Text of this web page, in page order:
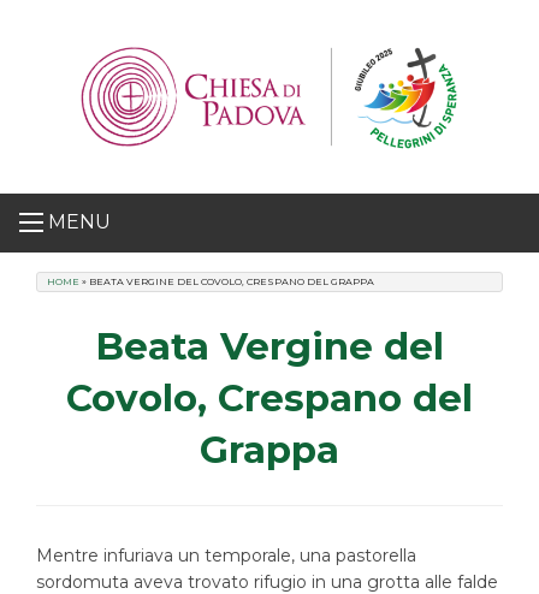
MENU
HOME » BEATA VERGINE DEL COVOLO, CRESPANO DEL GRAPPA
Beata Vergine del
Covolo, Crespano del
Grappa
Mentre infuriava un temporale, una pastorella
sordomuta aveva trovato rifugio in una grotta alle falde